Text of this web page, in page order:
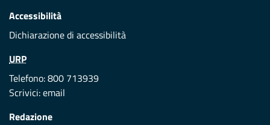
Accessibilità
Dichiarazione di accessibilità
URP
Telefono: 800 713939
Scrivici:email
Redazione